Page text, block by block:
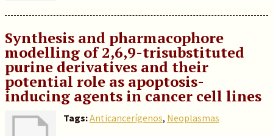
Synthesis and pharmacophore
modelling of 2,6,9-trisubstituted
purine derivatives and their
potential role as apoptosis-
inducing agents in cancer cell lines
Tags:Anticancerígenos, Neoplasmas